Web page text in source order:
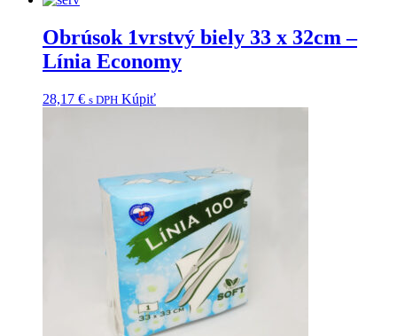
Obrúsok 1vrstvý biely 33 x 32cm –
Línia Economy
28,17 € s DPH Kúpiť